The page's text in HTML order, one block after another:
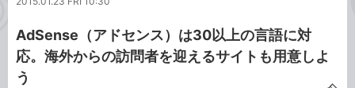
ッ
AdSense（アドセンス）は30以上の言語に対
応。海外からの訪問者を迎えるサイトも用意しよ
う